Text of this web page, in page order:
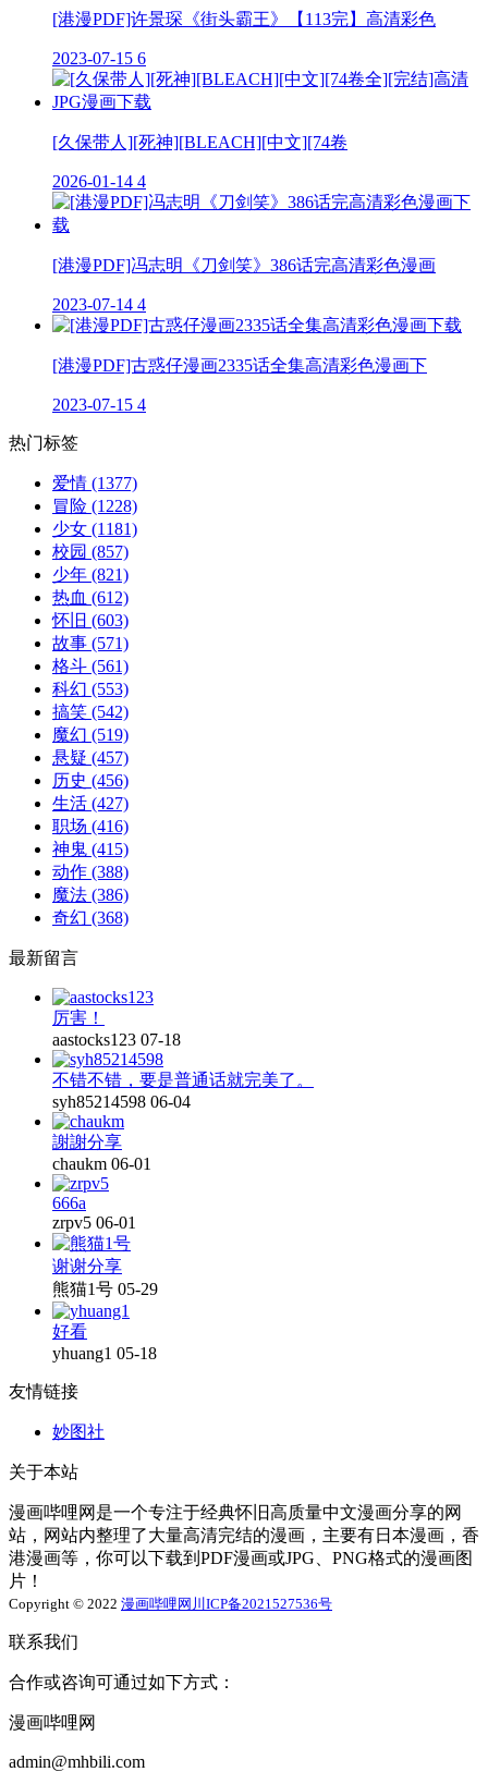
[港漫PDF]许景琛《街头霸王》【113完】高清彩色
2023-07-15 6
[久保带人][死神][BLEACH][中文][74卷
2026-01-14 4
[港漫PDF]冯志明《刀剑笑》386话完高清彩色漫画
2023-07-14 4
[港漫PDF]古惑仔漫画2335话全集高清彩色漫画下
2023-07-15 4
热门标签
爱情 (1377)
冒险 (1228)
少女 (1181)
校园 (857)
少年 (821)
热血 (612)
怀旧 (603)
故事 (571)
格斗 (561)
科幻 (553)
搞笑 (542)
魔幻 (519)
悬疑 (457)
历史 (456)
生活 (427)
职场 (416)
神鬼 (415)
动作 (388)
魔法 (386)
奇幻 (368)
最新留言
厉害！
aastocks123 07-18
不错不错，要是普通话就完美了。
syh85214598 06-04
謝謝分享
chaukm 06-01
666a
zrpv5 06-01
谢谢分享
熊猫1号 05-29
好看
yhuang1 05-18
友情链接
妙图社
关于本站
漫画哔哩网是一个专注于经典怀旧高质量中文漫画分享的网
站，网站内整理了大量高清完结的漫画，主要有日本漫画，香
港漫画等，你可以下载到PDF漫画或JPG、PNG格式的漫画图
片！
Copyright © 2022 漫画哔哩网 川ICP备2021527536号
联系我们
合作或咨询可通过如下方式：
漫画哔哩网
admin@mhbili.com